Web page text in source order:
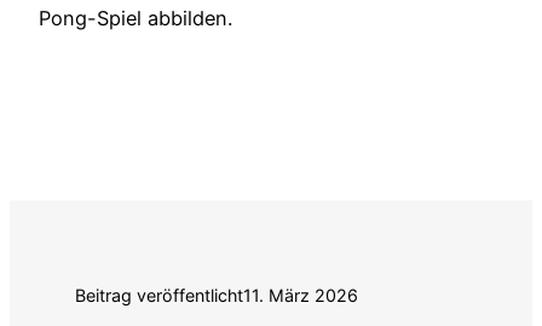
Pong-Spiel abbilden.
Beitrag veröffentlicht11. März 2026